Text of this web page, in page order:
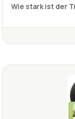
Wie stark ist der